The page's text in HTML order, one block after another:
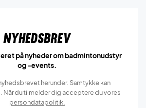
Nyhedsbrev
på nyheder om badmintonudstyr
og -events.
herunder. Samtykke kan
du tilmelder dig acceptere du vores
persondatapolitik.